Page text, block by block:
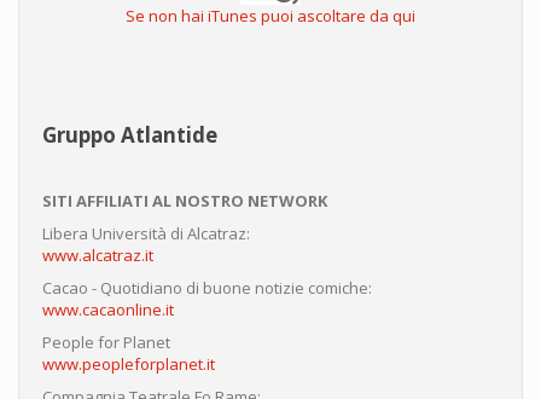
Se non hai iTunes puoi ascoltare da qui
Gruppo Atlantide
SITI AFFILIATI AL NOSTRO NETWORK
Libera Università di Alcatraz:
www.alcatraz.it
Cacao - Quotidiano di buone notizie comiche:
www.cacaonline.it
People for Planet
www.peopleforplanet.it